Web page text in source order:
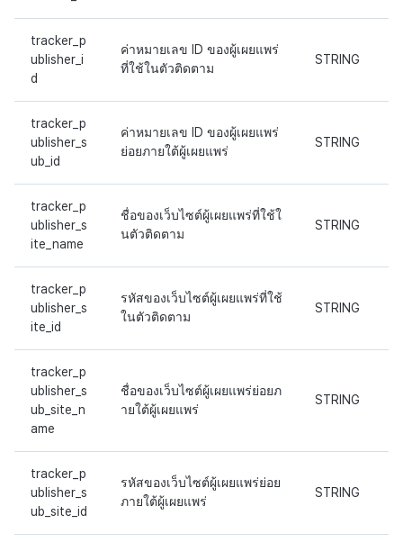
tracker_p
ublisher_i
d
ค่าหมายเลข ID ของผู้เผยแพร่
ที่ใช้ในตัวติดตาม
STRING
tracker_p
ublisher_s
ub_id
ค่าหมายเลข ID ของผู้เผยแพร่
ย่อยภายใต้ผู้เผยแพร่
STRING
tracker_p
ublisher_s
ite_name
ชื่อของเว็บไซต์ผู้เผยแพร่ที่ใช้ใ
นตัวติดตาม
STRING
tracker_p
ublisher_s
ite_id
รหัสของเว็บไซต์ผู้เผยแพร่ที่ใช้
ในตัวติดตาม
STRING
tracker_p
ublisher_s
ub_site_n
ame
ชื่อของเว็บไซต์ผู้เผยแพร่ย่อยภ
ายใต้ผู้เผยแพร่
STRING
tracker_p
ublisher_s
ub_site_id
รหัสของเว็บไซต์ผู้เผยแพร่ย่อย
ภายใต้ผู้เผยแพร่
STRING